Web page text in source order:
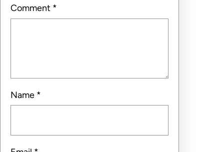
Comment *
Name *